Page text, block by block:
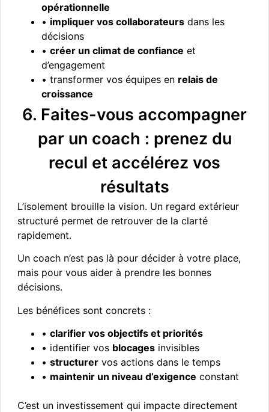
opérationnelle
• impliquer vos collaborateursdans les
décisions
• créer un climat de confiance et
d’engagement
• transformer vos équipes en relais de
croissance
6. Faites-vous accompagner
par un coach : prenez du
recul et accélérez vos
résultats
L’isolement brouille la vision. Un regard extérieur
structuré permet de retrouver de la clarté
rapidement.
Un coach n’est pas là pour décider à votre place,
mais pour vous aider à prendre les bonnes
décisions.
Les bénéfices sont concrets :
• clarifier vos objectifs et priorités
• identifier vos blocagesinvisibles
• structurervos actions dans le temps
• maintenir un niveau d’exigence constant
C’est un investissement qui impacte directement